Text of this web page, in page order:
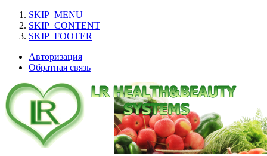
SKIP_MENU
SKIP_CONTENT
SKIP_FOOTER
Авторизация
Обратная связь